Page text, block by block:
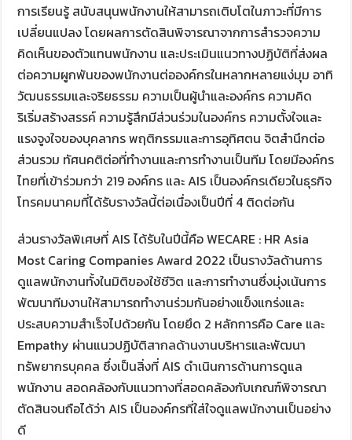
การเรียนรู้ สนับสนุนพนักงานให้สามารถเติบโตในภาวะที่มีการ
เปลี่ยนแปลง โดยผลการตัดสินพิจารณาจากการสำรวจความ
คิดเห็นของตัวแทนพนักงาน และประเมินแนวทางปฏิบัติที่ส่งผล
ต่อความผูกพันของพนักงานต่อองค์กรในหลากหลายแง่มุม อาทิ
วัฒนธรรมและจริยธรรม ความเป็นผู้นำและองค์กร ความคิด
ริเริ่มสร้างสรรค์ ความรู้สึกมีส่วนร่วมในองค์กร ความตั้งใจและ
แรงจูงใจของบุคลากร พฤติกรรมและการอุทิศตน จิตสำนึกต่อ
ส่วนรวม ทัศนคติต่อที่ทำงานและการทำงานเป็นทีม โดยมีองค์กร
ไทยที่เข้าร่วมกว่า 219 องค์กร และ AIS เป็นองค์กรเดียวในธุรกิจ
โทรคมนาคมที่ได้รับรางวัลนี้ต่อเนื่องเป็นปีที่ 4 ติดต่อกัน
ส่วนรางวัลพิเศษที่ AIS ได้รับในปีนี้คือ WECARE : HR Asia
Most Caring Companies Award 2022 เป็นรางวัลด้านการ
ดูแลพนักงานทั้งในมิติของใช้ชีวิต และการทำงานซึ่งมุ่งเน้นการ
พัฒนาทีมงานให้สามารถทำงานร่วมกันอย่างแข็งแกร่งและ
ประสบความสำเร็จไปด้วยกัน โดยยึด 2 หลักการคือ Care และ
Empathy ผ่านแนวปฏิบัติสากลด้านงานบริหารและพัฒนา
ทรัพยากรบุคคล ซึ่งเป็นสิ่งที่ AIS ดำเนินการด้านการดูแล
พนักงาน สอดคล้องกับแนวทางที่สอดคล้องกับเกณฑ์พิจารณา
ตัดสินจนถือได้ว่า AIS เป็นองค์กรที่ใส่ใจดูแลพนักงานเป็นอย่าง
ดี